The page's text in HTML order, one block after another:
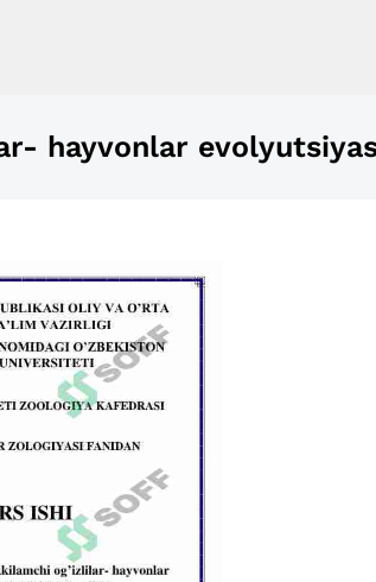
hayvonlar